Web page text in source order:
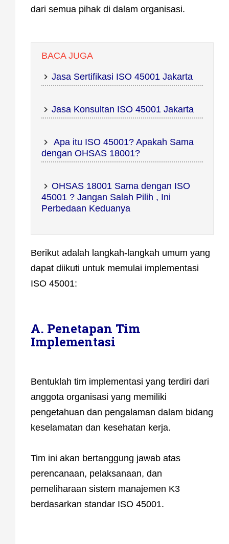
dari semua pihak di dalam organisasi.
BACA JUGA
Jasa Sertifikasi ISO 45001 Jakarta
Jasa Konsultan ISO 45001 Jakarta
Apa itu ISO 45001? Apakah Sama
dengan OHSAS 18001?
OHSAS 18001 Sama dengan ISO
45001 ? Jangan Salah Pilih , Ini
Perbedaan Keduanya
Berikut adalah langkah-langkah umum yang
dapat diikuti untuk memulai implementasi
ISO 45001:
A. Penetapan Tim
Implementasi
Bentuklah tim implementasi yang terdiri dari
anggota organisasi yang memiliki
pengetahuan dan pengalaman dalam bidang
keselamatan dan kesehatan kerja.
Tim ini akan bertanggung jawab atas
perencanaan, pelaksanaan, dan
pemeliharaan sistem manajemen K3
berdasarkan standar ISO 45001.